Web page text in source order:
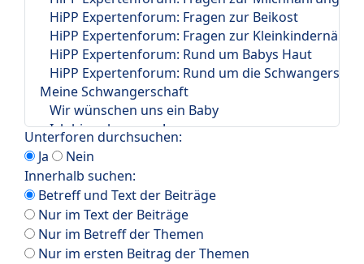
Unterforen durchsuchen:
Ja
Nein
Innerhalb suchen:
Betreff und Text der Beiträge
Nur im Text der Beiträge
Nur im Betreff der Themen
Nur im ersten Beitrag der Themen